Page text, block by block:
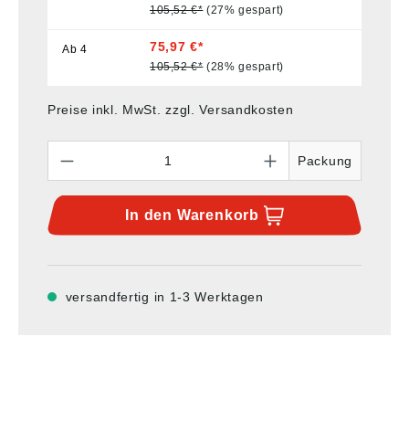
105,52 €* (27% gespart)
Ab 4 75,97 €*
105,52 €* (28% gespart)
Preise inkl. MwSt. zzgl. Versandkosten
Packung
In den Warenkorb
versandfertig in 1-3 Werktagen